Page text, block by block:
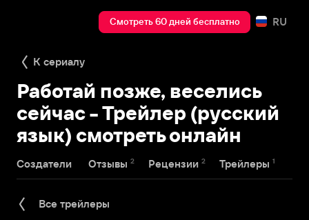
Смотреть 60 дней бесплатно RU
К сериалу
Работай позже, веселись
сейчас - Трейлер (русский
язык) смотреть онлайн
Создатели Отзывы 2 Рецензии 2 Трейлеры 1
Все трейлеры